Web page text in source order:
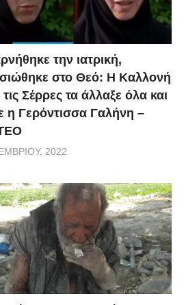
την ιατρική,
στο Θεό: Η Καλλονή
Σέρρες τα άλλαξε όλα και
η Γερόντισσα Γαλήνη –
2022